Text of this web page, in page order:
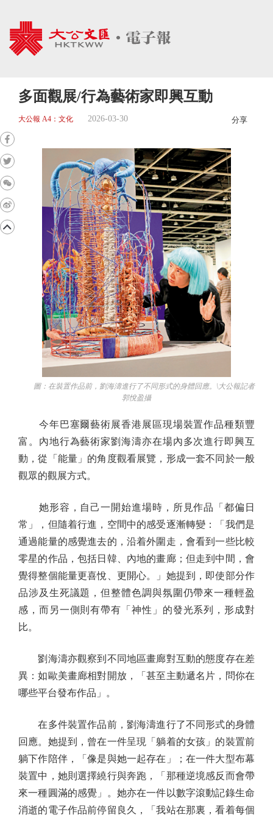
多面觀展/行為藝術家即興互動
大公報 A4：文化 2026-03-30 分享
圖：在裝置作品前，劉海濤進行了不同形式的身體回應。\大公報記者
郭悅盈攝
今年巴塞爾藝術展香港展區現場裝置作品種類豐
富。內地行為藝術家劉海濤亦在場內多次進行即興互
動，從「能量」的角度觀看展覽，形成一套不同於一般
觀眾的觀展方式。
她形容，自己一開始進場時，所見作品「都偏日
常」，但隨着行進，空間中的感受逐漸轉變：「我們是
通過能量的感覺進去的，沿着外圍走，會看到一些比較
零星的作品，包括日韓、內地的畫廊；但走到中間，會
覺得整個能量更喜悅、更開心。」她提到，即使部分作
品涉及生死議題，但整體色調與氛圍仍帶來一種輕盈
感，而另一側則有帶有「神性」的發光系列，形成對
比。
劉海濤亦觀察到不同地區畫廊對互動的態度存在差
異：如歐美畫廊相對開放，「甚至主動遞名片，問你在
哪些平台發布作品」。
在多件裝置作品前，劉海濤進行了不同形式的身體
回應。她提到，曾在一件呈現「躺着的女孩」的裝置前
躺下作陪伴，「像是與她一起存在」；在一件大型布幕
裝置中，她則選擇繞行與奔跑，「那種逆境感反而會帶
來一種圓滿的感覺」。她亦在一件以數字滾動記錄生命
消逝的電子作品前停留良久，「我站在那裏，看着每個